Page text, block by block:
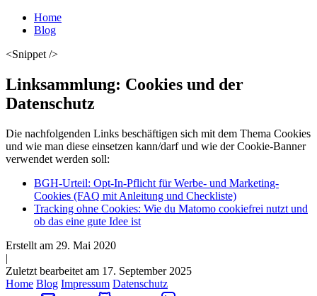
Home
Blog
<Snippet />
Linksammlung: Cookies und der
Datenschutz
Die nachfolgenden Links beschäftigen sich mit dem Thema Cookies
und wie man diese einsetzen kann/darf und wie der Cookie-Banner
verwendet werden soll:
BGH-Urteil: Opt-In-Pflicht für Werbe- und Marketing-
Cookies (FAQ mit Anleitung und Checkliste)
Tracking ohne Cookies: Wie du Matomo cookiefrei nutzt und
ob das eine gute Idee ist
Erstellt am 29. Mai 2020
|
Zuletzt bearbeitet am 17. September 2025
Home Blog Impressum Datenschutz